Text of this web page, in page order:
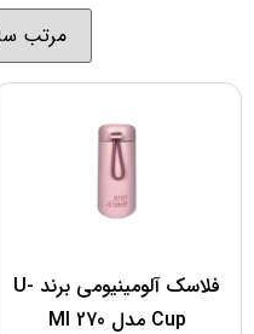
فلاسک آلومینیومی برند U-
Cup مدل 270 Ml